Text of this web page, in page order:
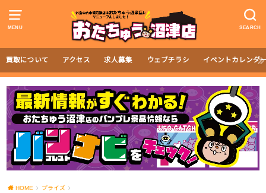
MENU SEARCH
買取について アクセス 求人募集 ウェブチラシ イベントカレンダ
HOME プライズ